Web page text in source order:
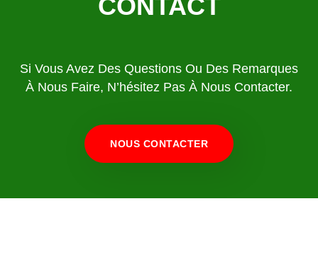
CONTACT
Si Vous Avez Des Questions Ou Des Remarques
À Nous Faire, N’hésitez Pas À Nous Contacter.
NOUS CONTACTER